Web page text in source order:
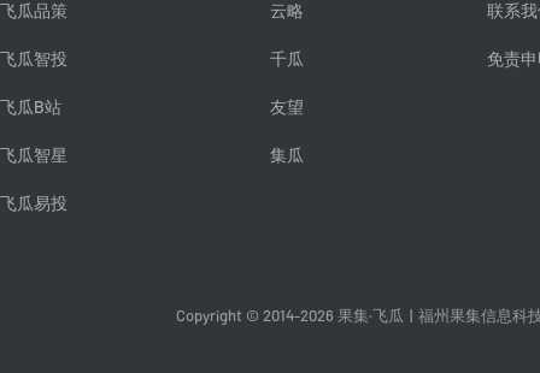
飞瓜品策
飞瓜智投
飞瓜B站
飞瓜智星
飞瓜易投
云略
千瓜
友望
集瓜
联系
免责
Copyright © 2014-2026 果集·飞瓜 福州果集信息科